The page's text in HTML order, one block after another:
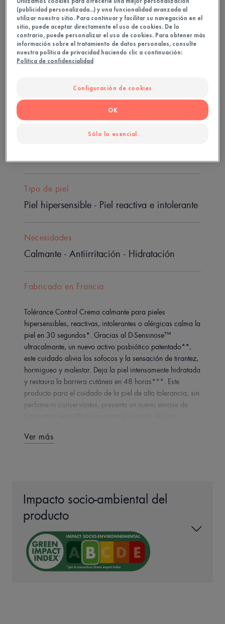
Ultracalmante, hidratante, de alta tolerancia.
Tubo 40
Niños - Adultos - Personas en tratamiento
contra el cáncer o post-tratamiento
Tipo de piel
Piel hipersensible - Piel reactiva e intolerante
Necesidades
Calmante - Antiirritación - Hidratación
Fabricado en Francia
Tolérance Control Crema calmante para pieles
hipersensibles, reactivas, intolerantes o alérgicas calma la
piel en 30 segundos*. Gracias al D-Sensinose™
ultracalmante, un nuevo activo posbiótico patentado**,
este cuidado alivia los sofocos y la sensación de tirantez,
hormigueo y malestar. Deja la piel intensamente hidratada
y restaura la barrera cutánea en 48 horas***. Este
producto para el cuidado de la piel de alta tolerancia, sin
perfume ni conservantes, presenta un nuevo envase de
EN PALABRAS DE NUESTRO EXPERTO
Una crema hidratante calmante
de alta tolerancia, que contiene
Ver más
Impacto socio-ambiental del
producto
(publicidad personalizada...) y una funcionalidad avanzada al
utilizar nuestro sitio. Para continuar y facilitar su navegación en el
sitio, puede aceptar directamente el uso de cookies. De lo
contrario, puede personalizar el uso de cookies. Para obtener más
información sobre el tratamiento de datos personales, consulte
nuestra política de privacidad haciendo clic a continuación:
Política de confidencialidad
Configuración de cookies
Sólo lo esencial
OK